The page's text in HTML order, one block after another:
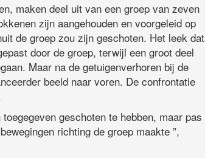
maken deel uit van een groep van zeven
zijn aangehouden en voorgeleid op
de groep zou zijn geschoten. Het leek dat
door de groep, terwijl een groot deel
Maar na de getuigenverhoren bij de
beeld naar voren. De confrontatie
geschoten te hebben, maar pas
richting de groep maakte ”,